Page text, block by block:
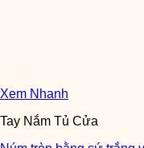
Xem Nhanh
Tay Nắm Tủ Cửa